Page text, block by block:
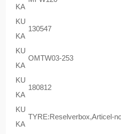
KA
KU
KA
130547
KU
KA
OMTW03-253
KU
KA
180812
KU
KA
TYRE:Reselverbox,Articel-